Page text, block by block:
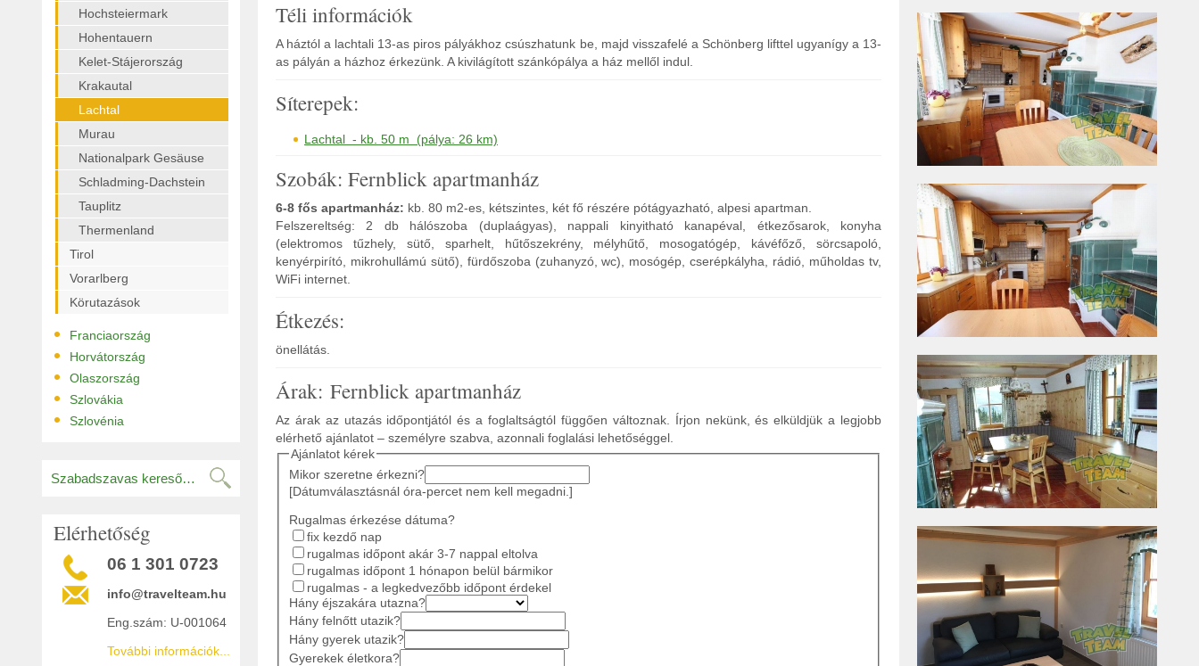
Hochsteiermark
Hohentauern
Kelet-Stájerország
Krakautal
Lachtal
Murau
Nationalpark Gesäuse
Schladming-Dachstein
Tauplitz
Thermenland
Tirol
Vorarlberg
Körutazások
• Franciaország
• Horvátország
• Olaszország
• Szlovákia
• Szlovénia
Elérhetőség
06 1 301 0723
info@travelteam.hu
Eng.szám: U-001064
További információk...
Téli információk
A háztól a lachtali 13-as piros pályákhoz csúszhatunk be, majd visszafelé a Schönberg lifttel ugyanígy a 13-
as pályán a házhoz érkezünk. A kivilágított szánkópálya a ház mellől indul.
Síterepek:
Lachtal - kb. 50 m (pálya: 26 km)
Szobák: Fernblick apartmanház
6-8 fős apartmanház: kb. 80 m2-es, kétszintes, két fő részére pótágyazható, alpesi apartman.
Felszereltség: 2 db hálószoba (duplaágyas), nappali kinyitható kanapéval, étkezősarok, konyha
(elektromos tűzhely, sütő, sparhelt, hűtőszekrény, mélyhűtő, mosogatógép, kávéfőző, sörcsapoló,
kenyérpirító, mikrohullámú sütő), fürdőszoba (zuhanyzó, wc), mosógép, cserépkályha, rádió, műholdas tv,
WiFi internet.
Étkezés:
önellátás.
Árak: Fernblick apartmanház
Az árak az utazás időpontjától és a foglaltságtól függően változnak. Írjon nekünk, és elküldjük a legjobb
elérhető ajánlatot – személyre szabva, azonnali foglalási lehetőséggel.
Ajánlatot kérek
Mikor szeretne érkezni?
[Dátumválasztásnál óra-percet nem kell megadni.]
Rugalmas érkezése dátuma?
fix kezdő nap
rugalmas időpont akár 3-7 nappal eltolva
rugalmas időpont 1 hónapon belül bármikor
rugalmas - a legkedvezőbb időpont érdekel
Hány éjszakára utazna?
Hány felnőtt utazik?
Hány gyerek utazik?
Gyerekek életkora?